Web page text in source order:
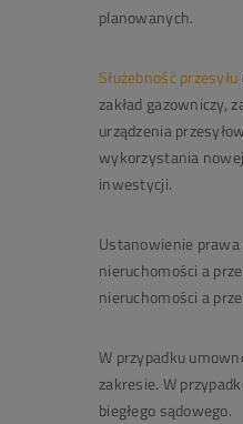
planowanych.
Służebność przesyłu
zakład gazowniczy,
urządzenia
wykorzystania
inwestycji.
Ustanowienie prawa
nieruchomości a
nieruchomości a
W przypadku
zakresie. W
biegłego sądowego.